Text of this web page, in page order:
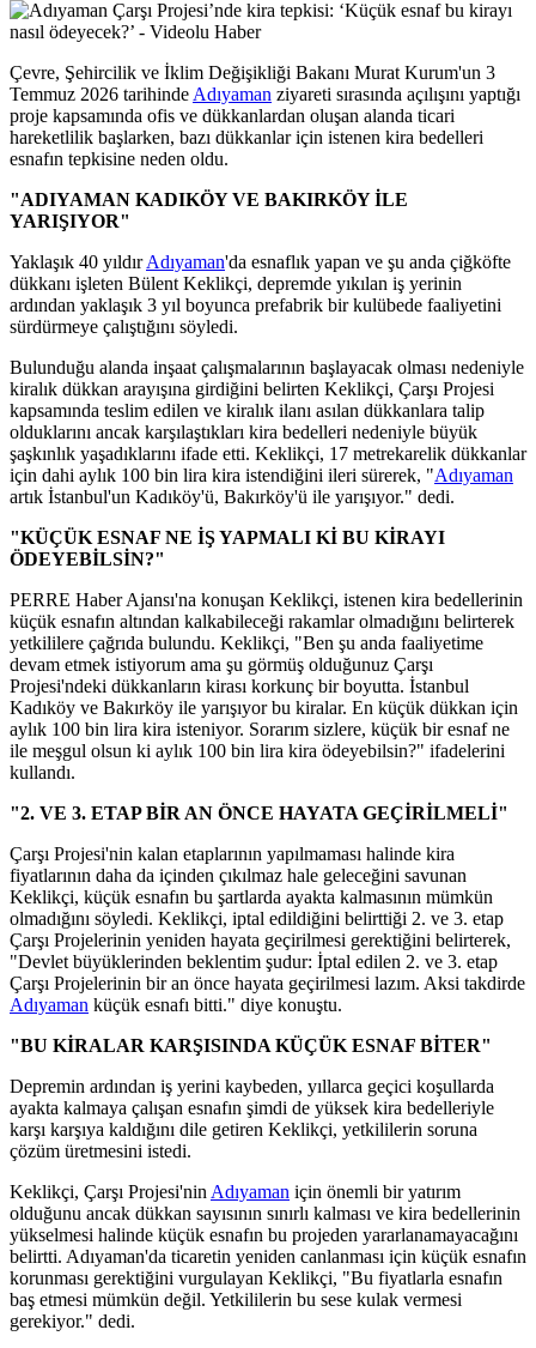
Çevre, Şehircilik ve İklim Değişikliği Bakanı Murat Kurum'un 3
Temmuz 2026 tarihinde Adıyaman ziyareti sırasında açılışını yaptığı
proje kapsamında ofis ve dükkanlardan oluşan alanda ticari
hareketlilik başlarken, bazı dükkanlar için istenen kira bedelleri
esnafın tepkisine neden oldu.
"ADIYAMAN KADIKÖY VE BAKIRKÖY İLE
YARIŞIYOR"
Yaklaşık 40 yıldırAdıyaman'da esnaflık yapan ve şu anda çiğköfte
dükkanı işleten Bülent Keklikçi, depremde yıkılan iş yerinin
ardından yaklaşık 3 yıl boyunca prefabrik bir kulübede faaliyetini
sürdürmeye çalıştığını söyledi.
Bulunduğu alanda inşaat çalışmalarının başlayacak olması nedeniyle
kiralık dükkan arayışına girdiğini belirten Keklikçi, Çarşı Projesi
kapsamında teslim edilen ve kiralık ilanı asılan dükkanlara talip
olduklarını ancak karşılaştıkları kira bedelleri nedeniyle büyük
şaşkınlık yaşadıklarını ifade etti. Keklikçi, 17 metrekarelik dükkanlar
için dahi aylık 100 bin lira kira istendiğini ileri sürerek, "Adıyaman
artık İstanbul'un Kadıköy'ü, Bakırköy'ü ile yarışıyor." dedi.
"KÜÇÜK ESNAF NE İŞ YAPMALI Kİ BU KİRAYI
ÖDEYEBİLSİN?"
PERRE Haber Ajansı'na konuşan Keklikçi, istenen kira bedellerinin
küçük esnafın altından kalkabileceği rakamlar olmadığını belirterek
yetkililere çağrıda bulundu. Keklikçi, "Ben şu anda faaliyetime
devam etmek istiyorum ama şu görmüş olduğunuz Çarşı
Projesi'ndeki dükkanların kirası korkunç bir boyutta. İstanbul
Kadıköy ve Bakırköy ile yarışıyor bu kiralar. En küçük dükkan için
aylık 100 bin lira kira isteniyor. Sorarım sizlere, küçük bir esnaf ne
ile meşgul olsun ki aylık 100 bin lira kira ödeyebilsin?" ifadelerini
kullandı.
"2. VE 3. ETAP BİR AN ÖNCE HAYATA GEÇİRİLMELİ"
Çarşı Projesi'nin kalan etaplarının yapılmaması halinde kira
fiyatlarının daha da içinden çıkılmaz hale geleceğini savunan
Keklikçi, küçük esnafın bu şartlarda ayakta kalmasının mümkün
olmadığını söyledi. Keklikçi, iptal edildiğini belirttiği 2. ve 3. etap
Çarşı Projelerinin yeniden hayata geçirilmesi gerektiğini belirterek,
"Devlet büyüklerinden beklentim şudur: İptal edilen 2. ve 3. etap
Çarşı Projelerinin bir an önce hayata geçirilmesi lazım. Aksi takdirde
Adıyaman küçük esnafı bitti." diye konuştu.
"BU KİRALAR KARŞISINDA KÜÇÜK ESNAF BİTER"
Depremin ardından iş yerini kaybeden, yıllarca geçici koşullarda
ayakta kalmaya çalışan esnafın şimdi de yüksek kira bedelleriyle
karşı karşıya kaldığını dile getiren Keklikçi, yetkililerin soruna
çözüm üretmesini istedi.
Keklikçi, Çarşı Projesi'nin Adıyaman için önemli bir yatırım
olduğunu ancak dükkan sayısının sınırlı kalması ve kira bedellerinin
yükselmesi halinde küçük esnafın bu projeden yararlanamayacağını
belirtti. Adıyaman'da ticaretin yeniden canlanması için küçük esnafın
korunması gerektiğini vurgulayan Keklikçi, "Bu fiyatlarla esnafın
baş etmesi mümkün değil. Yetkililerin bu sese kulak vermesi
gerekiyor." dedi.